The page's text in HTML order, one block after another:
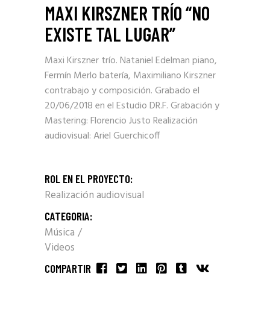
MAXI KIRSZNER TRÍO “NO
EXISTE TAL LUGAR”
Maxi Kirszner trío. Nataniel Edelman piano,
Fermín Merlo batería, Maximiliano Kirszner
contrabajo y composición. Grabado el
20/06/2018 en el Estudio DR.F. Grabación y
Mastering: Florencio Justo Realización
audiovisual: Ariel Guerchicoff
ROL EN EL PROYECTO:
Realización audiovisual
CATEGORIA:
Música
Videos
COMPARTIR